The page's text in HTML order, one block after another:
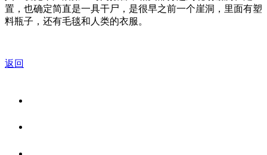
置，也确定简直是一具干尸，是很早之前一个崖洞，里面有塑
料瓶子，还有毛毯和人类的衣服。
返回